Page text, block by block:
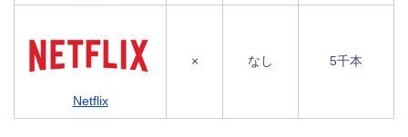
Netflix
× なし 5千本